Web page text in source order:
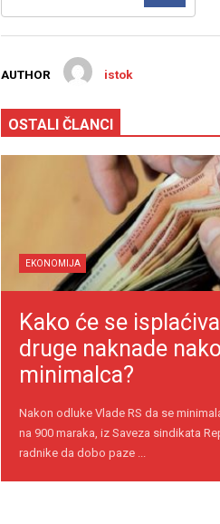
AUTHOR istok
OSTALI ČLANCI
EKONOMIJA
Kako će se
druge naknade
minimalca?
Nakon odluke Vlade RS da se
na 900 maraka, iz Saveza sindikata
radnike da dobo paze ...